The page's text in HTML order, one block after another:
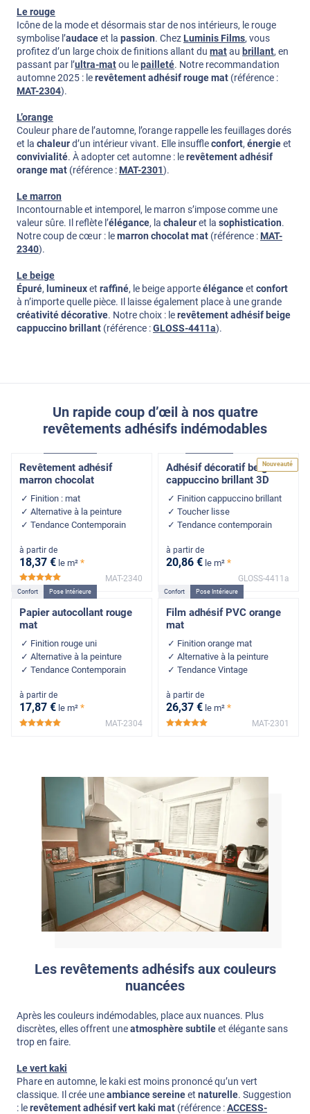
Le rouge
Icône de la mode et désormais star de nos intérieurs, le rouge
symbolise l’audaceet la passion. Chez Luminis Films, vous
profitez d’un large choix de finitions allant du matau brillant, en
passant par l’ultra-matou lepailleté. Notre recommandation
automne 2025 : lerevêtement adhésif rouge mat (référence :
MAT-2304).
L’orange
Couleur phare de l’automne, l’orange rappelle les feuillages dorés
et la chaleurd’un intérieur vivant. Elle insuffleconfort, énergieet
convivialité. À adopter cet automne : lerevêtement adhésif
orange mat (référence : MAT-2301).
Le marron
Incontournable et intemporel, le marron s’impose comme une
valeur sûre. Il reflète l’élégance, la chaleuret la sophistication.
Notre coup de cœur : lemarron chocolat mat (référence : MAT-
2340).
Le beige
Épuré, lumineuxet raffiné, le beige apporteéléganceet confort
à n’importe quelle pièce. Il laisse également place à une grande
créativité décorative. Notre choix : lerevêtement adhésif beige
cappuccino brillant (référence :GLOSS-4411a).
Un rapide coup d’œil à nos quatre
revêtements adhésifs indémodables
Revêtement adhésif
marron chocolat
Finition : mat
Alternative à la peinture
Tendance Contemporain
à partir de
18,37 € le m² *
MAT-2340
Nouveauté
Adhésif décoratif beige
cappuccino brillant 3D
Finition cappuccino brillant
Toucher lisse
Tendance contemporain
à partir de
20,86 € le m² *
GLOSS-4411a
Confort Pose Intérieure
Papier autocollant rouge
mat
Finition rouge uni
Alternative à la peinture
Tendance Contemporain
à partir de
17,87 € le m² *
MAT-2304
Confort Pose Intérieure
Film adhésif PVC orange
mat
Finition orange mat
Alternative à la peinture
Tendance Vintage
à partir de
26,37 € le m² *
MAT-2301
Les revêtements adhésifs aux couleurs
nuancées
Après les couleurs indémodables, place aux nuances. Plus
discrètes, elles offrent uneatmosphère subtileet élégante sans
trop en faire.
Le vert kaki
Phare en automne, le kaki est moins prononcé qu’un vert
classique. Il crée uneambiance sereineet naturelle. Suggestion
: lerevêtement adhésif vert kaki mat (référence :ACCESS-